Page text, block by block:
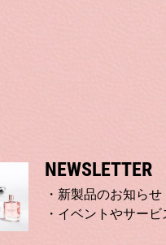
NEWSLETTER
・新製品のお知らせ
・イベントやサー